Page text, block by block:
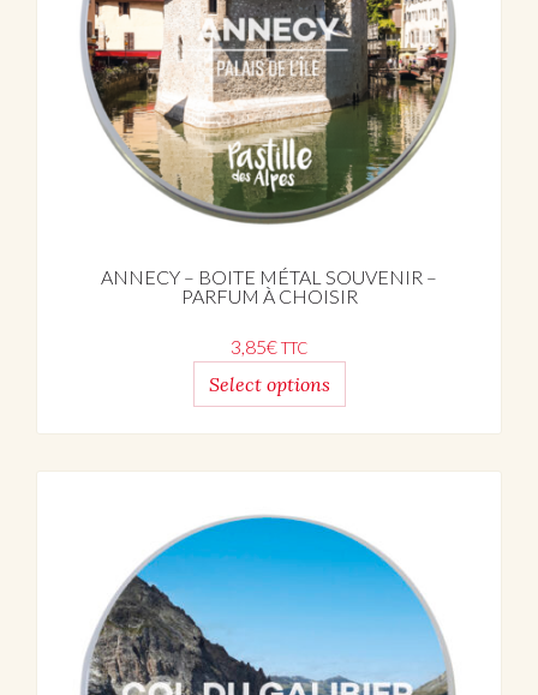
ANNECY – BOITE MÉTAL SOUVENIR –
PARFUM À CHOISIR
3,85€TTC
Select options